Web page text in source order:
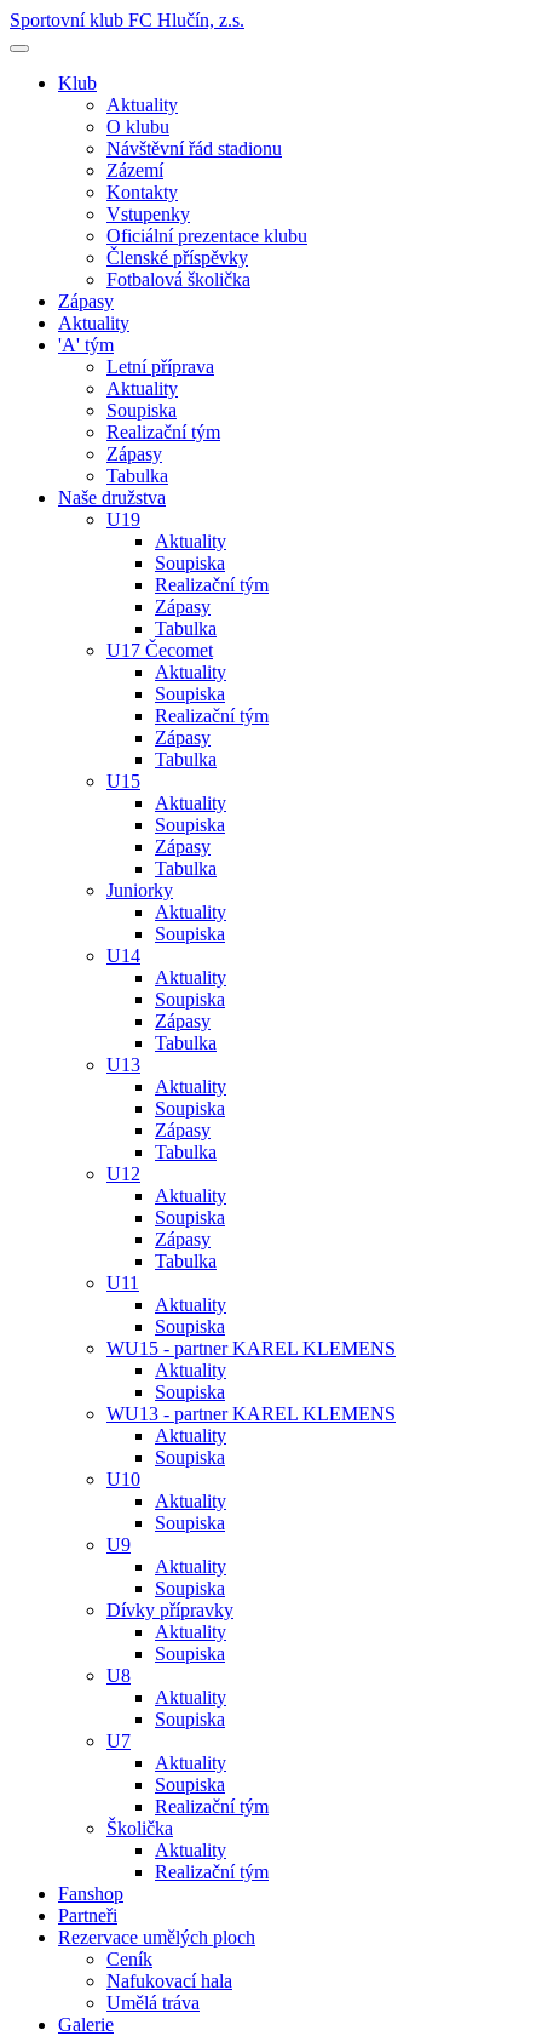
Sportovní klub FC Hlučín, z.s.
Klub
Aktuality
O klubu
Návštěvní řád stadionu
Zázemí
Kontakty
Vstupenky
Oficiální prezentace klubu
Členské příspěvky
Fotbalová školička
Zápasy
Aktuality
'A' tým
Letní příprava
Aktuality
Soupiska
Realizační tým
Zápasy
Tabulka
Naše družstva
U19
Aktuality
Soupiska
Realizační tým
Zápasy
Tabulka
U17 Čecomet
Aktuality
Soupiska
Realizační tým
Zápasy
Tabulka
U15
Aktuality
Soupiska
Zápasy
Tabulka
Juniorky
Aktuality
Soupiska
U14
Aktuality
Soupiska
Zápasy
Tabulka
U13
Aktuality
Soupiska
Zápasy
Tabulka
U12
Aktuality
Soupiska
Zápasy
Tabulka
U11
Aktuality
Soupiska
WU15 - partner KAREL KLEMENS
Aktuality
Soupiska
WU13 - partner KAREL KLEMENS
Aktuality
Soupiska
U10
Aktuality
Soupiska
U9
Aktuality
Soupiska
Dívky přípravky
Aktuality
Soupiska
U8
Aktuality
Soupiska
U7
Aktuality
Soupiska
Realizační tým
Školička
Aktuality
Realizační tým
Fanshop
Partneři
Rezervace umělých ploch
Ceník
Nafukovací hala
Umělá tráva
Galerie